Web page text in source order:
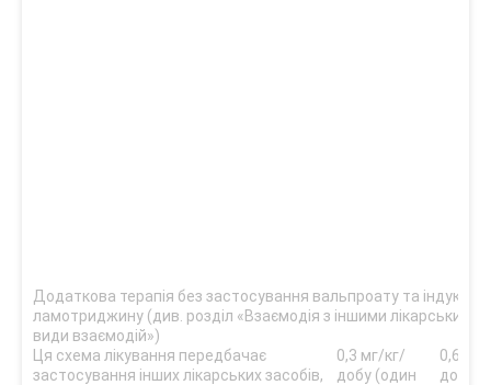
Додаткова терапія без застосування вальпроату та
ламотриджину (див. розділ «Взаємодія з іншими лікарськими
види взаємодій»)
Ця схема лікування передбачає
застосування інших лікарських засобів,
0,3 мг/кг/
добу (один
0,6 мг/
добу